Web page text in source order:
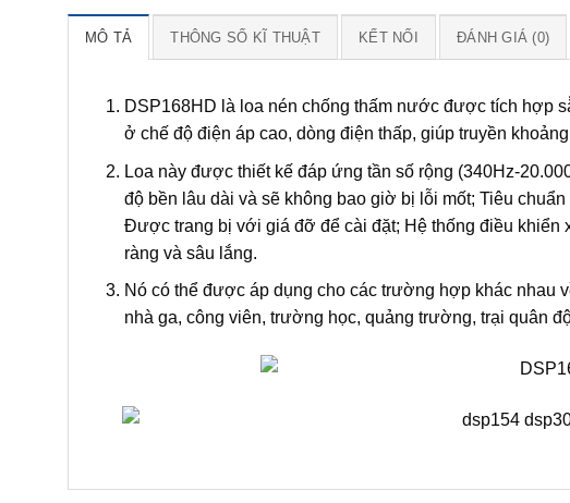
MÔ TẢ THÔNG SỐ KĨ THUẬT KẾT NỐI ĐÁNH GIÁ (0)
DSP168HD là loa nén chống thấm nước được tích hợp
ở chế độ điện áp cao, dòng điện thấp, giúp truyền
Loa này được thiết kế đáp ứng tần số rộng (340Hz-
độ bền lâu dài và sẽ không bao giờ bị lỗi mốt; Tiêu
Được trang bị với giá đỡ để cài đặt; Hệ thống điều khiển
ràng và sâu lắng.
Nó có thể được áp dụng cho các trường hợp khác
nhà ga, công viên, trường học, quảng trường, trại quân